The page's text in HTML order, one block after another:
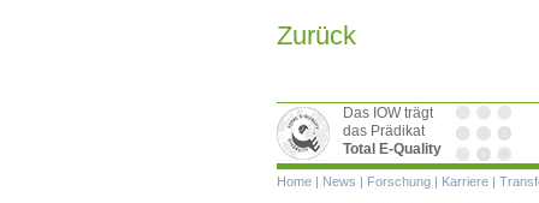
Zurück
Das IOW trägt
das Prädikat
Total E-Quality
Navigation
überspringen
Home | News | Forschung | Karriere |